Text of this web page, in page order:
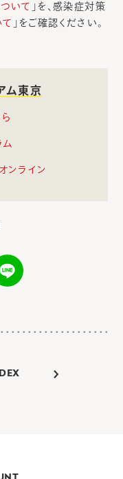
いて 」を、感染症対策
」をご確認ください。
ム東京
ンライン